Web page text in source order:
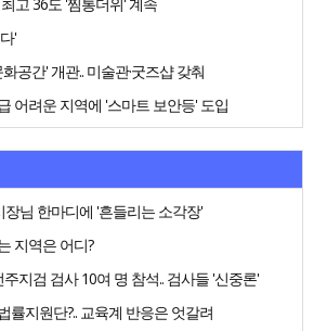
'
공간' 개관.. 미술관·굿즈샵 갖춰
어려운 지역에 '스마트 보안등' 도입
장님 한마디에 '흔들리는 소각장'
지역은 어디?
지검 검사 10여 명 참석.. 검사들 '신중론'
률지원단?.. 교육계 반응은 엇갈려